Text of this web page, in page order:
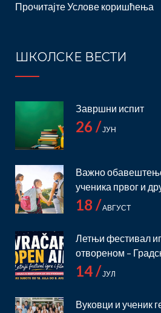
ПрочитајтеУслове коришћења
ШКОЛСКЕ ВЕСТИ
Завршни испит
26 /ЈУН
Важно
ученика првог и
18 /АВГУСТ
Летњи фестивал
отвореном –
14 /ЈУЛ
Вуковци и ученик